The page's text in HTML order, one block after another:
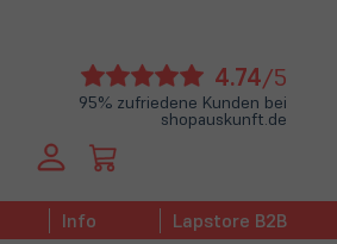
4.74/5
95% zufriedene Kunden bei
shopauskunft.de
Info Lapstore B2B